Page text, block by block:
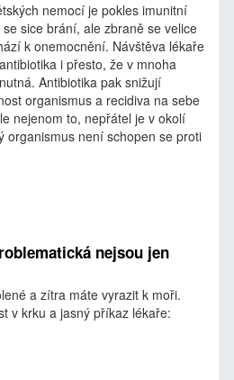
nemocí je pokles imunitní
sice brání, ale zbraně se velice
k onemocnění. Návštěva lékaře
i přesto, že v mnoha
Antibiotika pak snižují
organismus a recidiva na sebe
nejenom to, nepřátel je v okolí
organismus není schopen se proti
nejsou jen
a zítra máte vyrazit k moři.
v krku a jasný příkaz lékaře: